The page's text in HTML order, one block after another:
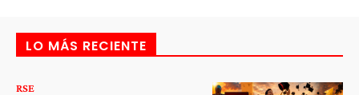
LO MÁS RECIENTE
RSE